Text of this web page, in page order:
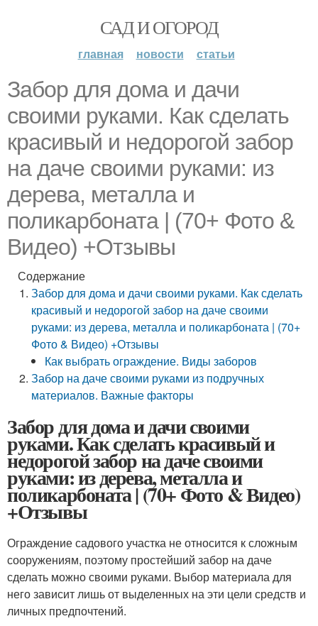
САД И ОГОРОД
главная новости статьи
Забор для дома и дачи
своими руками. Как сделать
красивый и недорогой забор
на даче своими руками: из
дерева, металла и
поликарбоната | (70+ Фото &
Видео) +Отзывы
Содержание
Забор для дома и дачи своими руками. Как сделать
красивый и недорогой забор на даче своими
руками: из дерева, металла и поликарбоната | (70+
Фото & Видео) +Отзывы
Как выбрать ограждение. Виды заборов
Забор на даче своими руками из подручных
материалов. Важные факторы
Забор для дома и дачи своими
руками. Как сделать красивый и
недорогой забор на даче своими
руками: из дерева, металла и
поликарбоната | (70+ Фото & Видео)
+Отзывы
Ограждение садового участка не относится к сложным
сооружениям, поэтому простейший забор на даче
сделать можно своими руками. Выбор материала для
него зависит лишь от выделенных на эти цели средств и
личных предпочтений.